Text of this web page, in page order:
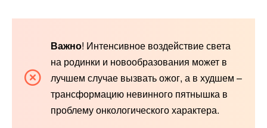
Важно! Интенсивное воздействие света
на родинки и новообразования может в
лучшем случае вызвать ожог, а в худшем –
трансформацию невинного пятнышка в
проблему онкологического характера.